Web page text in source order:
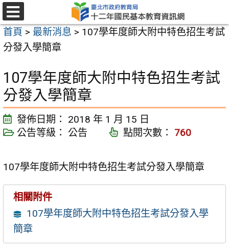
跳
至
主
要
容
區
選
單
首頁 > 最新消息 > 107學年度師大附中特色招生考試
分發入學簡章
107學年度師大附中特色招生考試
分發入學簡章
發佈日期：
2018 年 1 月 15 日
公告等級：
公告 點閱次數： 760
107學年度師大附中特色招生考試分發入學簡章
相關附件
107學年度師大附中特色招生考試分發入學
簡章